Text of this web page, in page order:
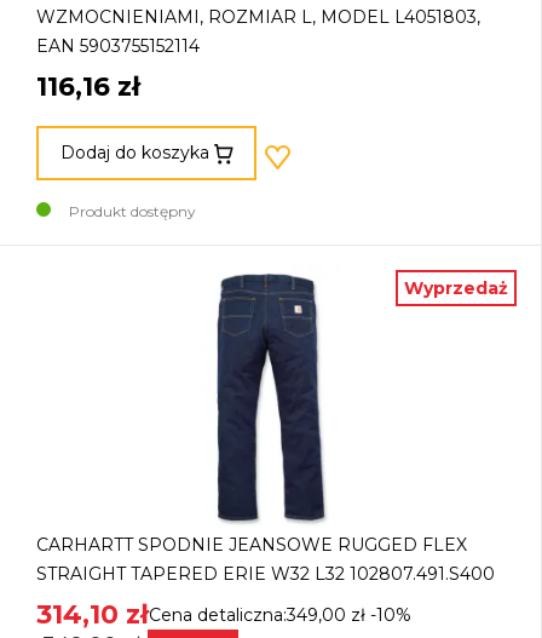
WZMOCNIENIAMI, ROZMIAR L, MODEL L4051803,
EAN 5903755152114
116,16 zł
Dodaj do koszyka
Produkt dostępny
Wyprzedaż
CARHARTT SPODNIE JEANSOWE RUGGED FLEX
STRAIGHT TAPERED ERIE W32 L32 102807.491.S400
Cena detaliczna:349,00 zł -10%
314,10 zł